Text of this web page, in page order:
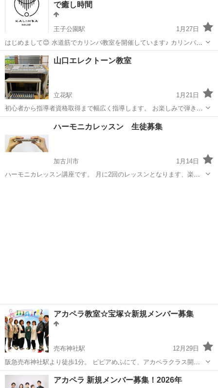
で癒し時間
王子公園駅
1月27日
はじめまして😊 水道筋でカリンバ教室を開催しています♪ カリンバ
は、オルゴールのようなやさしい音色が魅力の楽器です。 指で弾くだ
けで音が出るので、楽譜が読めない方や楽器が初めての方でも安心し
兵庫 神戸市 王子公園駅 その他
山口エレクトーン教室
立花駅
1月21日
初心者から指導者資格取得まで幅広く指導します。 お楽しみで弾きた
い方も本格的に級を取りたい方もお越し下さい。 月謝:8000円〜 レッ
スン:一回30分,月４回（年間44回） 大人の方のみ一回60分,
月２回制度あり ...
エレクトーン
ハーモニカレッスン 生徒募集
加古川市
1月14日
ハーモニカレッスン講座です。 月に2回のレッスンとなります、楽し
アカペラ教室☆宝塚☆新規メンバー募集
売布神社駅
12月29日
阪急売布神社駅より徒歩1分。 ピピアめふにて、アカペラクラス開催
しています。 ☆初心者の方、楽譜が読めない方もぜひいらしてくださ
い！ 随時参加ご希望受付けております♪ ーーーーーーー ☆アカペラク
兵庫 宝塚市 売布神社駅 アカペラ
アカペラ 新規メンバー募集！2026年